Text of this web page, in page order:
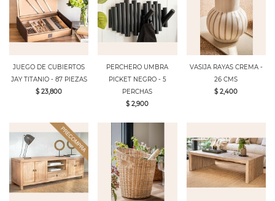
JUEGO DE CUBIERTOS
JAY TITANIO - 87 PIEZAS
$ 23,800
PERCHERO UMBRA
PICKET NEGRO - 5
PERCHAS
$ 2,900
VASIJA RAYAS CREMA -
26 CMS
$ 2,400